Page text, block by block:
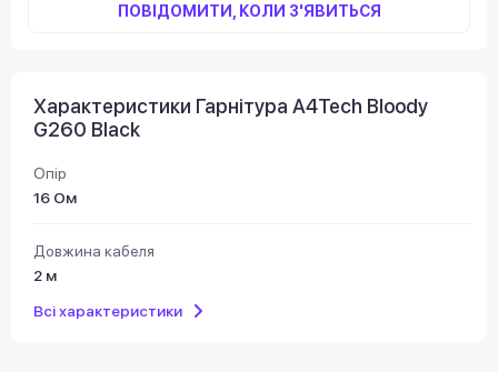
ПОВІДОМИТИ, КОЛИ З'ЯВИТЬСЯ
Характеристики Гарнітура A4Tech Bloody
G260 Black
Опір
16 Ом
Довжина кабеля
2 м
Всі характеристики